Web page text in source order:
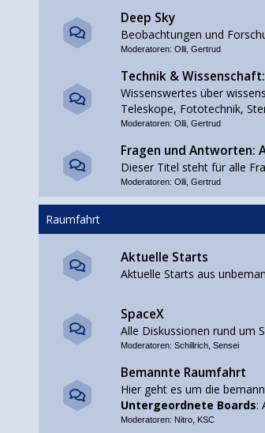
Deep Sky
Beobachtungen und
Moderatoren: Olli, Gertrud
Technik &
Wissenswertes über
Teleskope, Fototechnik,
Moderatoren: Olli, Gertrud
Fragen und Antworten:
Dieser Titel steht für alle
Moderatoren: Olli, Gertrud
Raumfahrt
Aktuelle Starts
Aktuelle Starts aus
SpaceX
Alle Diskussionen rund um
Moderatoren: Schillrich, Sensei
Bemannte Raumfahrt
Hier geht es um die
Untergeordnete Boards:
Moderatoren: Nitro, KSC